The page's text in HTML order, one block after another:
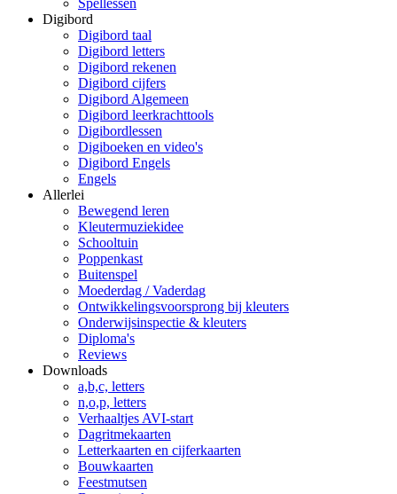
Spellessen
Digibord
Digibord taal
Digibord letters
Digibord rekenen
Digibord cijfers
Digibord Algemeen
Digibord leerkrachttools
Digibordlessen
Digiboeken en video's
Digibord Engels
Engels
Allerlei
Bewegend leren
Kleutermuziekidee
Schooltuin
Poppenkast
Buitenspel
Moederdag / Vaderdag
Ontwikkelingsvoorsprong bij kleuters
Onderwijsinspectie & kleuters
Diploma's
Reviews
Downloads
a,b,c, letters
n,o,p, letters
Verhaaltjes AVI-start
Dagritmekaarten
Letterkaarten en cijferkaarten
Bouwkaarten
Feestmutsen